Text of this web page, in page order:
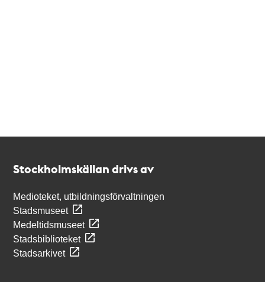
Stockholmskällan drivs av
Medioteket, utbildningsförvaltningen
Stadsmuseet
Medeltidsmuseet
Stadsbiblioteket
Stadsarkivet